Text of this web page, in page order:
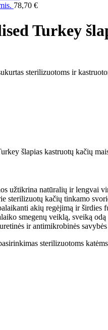
78,70 €
Turkey
sterilizuotoms ir
šlapias kastruotų kačių
užtikrina natūralių ir lengvai
sterilizuotų kačių tinkamo
akių regėjimą ir širdies
smegenų veiklą, sveiką
ir antimikrobinės
sterilizuotoms